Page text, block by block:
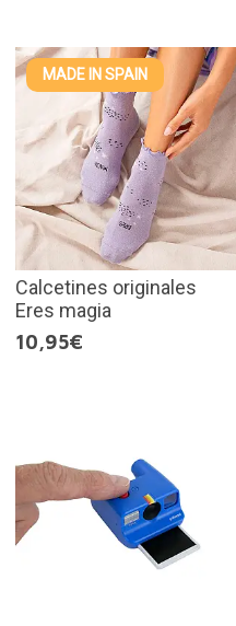
MADE IN SPAIN
Calcetines originales
Eres magia
10,95€